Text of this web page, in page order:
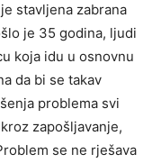
stavljena zabrana
je 35 godina, ljudi
koja idu u osnovnu
da bi se takav
problema svi
zapošljavanje,
se ne rješava